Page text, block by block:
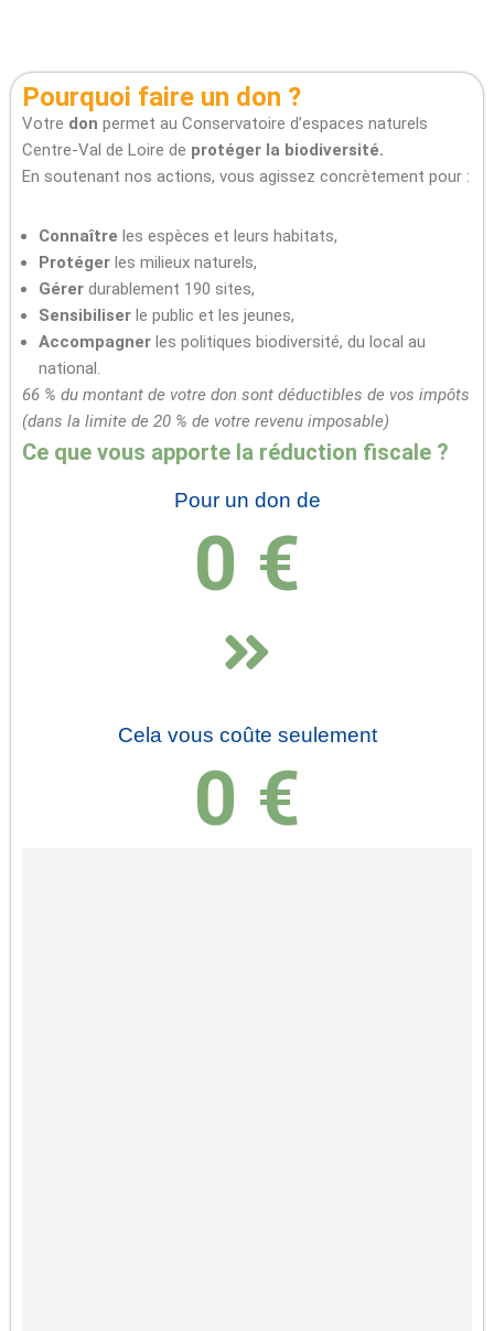
Pourquoi faire un don ?
Votre don permet au Conservatoire d’espaces naturels
Centre-Val de Loire de protéger la biodiversité.
En soutenant nos actions, vous agissez concrètement pour :
Connaître les espèces et leurs habitats,
Protéger les milieux naturels,
Gérer durablement 190 sites,
Sensibiliser le public et les jeunes,
Accompagner les politiques biodiversité, du local au
national.
66 % du montant de votre don sont déductibles de vos impôts
(dans la limite de 20 % de votre revenu imposable)
Ce que vous apporte la réduction fiscale ?
Pour un don de
0 €
Cela vous coûte seulement
0 €